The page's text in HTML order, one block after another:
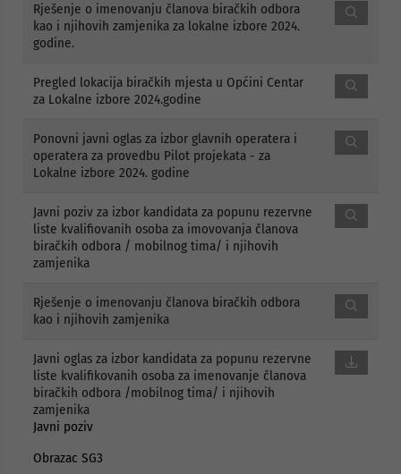
Rješenje o imenovanju članova biračkih odbora
kao i njihovih zamjenika za lokalne izbore 2024.
godine.
Pregled lokacija biračkih mjesta u Općini Centar
za Lokalne izbore 2024.godine
Ponovni javni oglas za izbor glavnih operatera i
operatera za provedbu Pilot projekata - za
Lokalne izbore 2024. godine
Javni poziv za izbor kandidata za popunu rezervne
liste kvalifiovanih osoba za imovovanja članova
biračkih odbora / mobilnog tima/ i njihovih
zamjenika
Rješenje o imenovanju članova biračkih odbora
kao i njihovih zamjenika
Javni oglas za izbor kandidata za popunu rezervne
liste kvalifikovanih osoba za imenovanje članova
biračkih odbora /mobilnog tima/ i njihovih
zamjenika
Javni poziv
Obrazac SG3